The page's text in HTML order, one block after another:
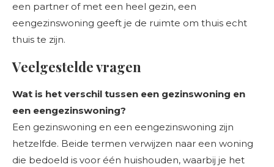
een partner of met een heel gezin, een
eengezinswoning geeft je de ruimte om thuis echt
thuis te zijn.
Veelgestelde vragen
Wat is het verschil tussen een gezinswoning en
een eengezinswoning?
Een gezinswoning en een eengezinswoning zijn
hetzelfde. Beide termen verwijzen naar een woning
die bedoeld is voor één huishouden, waarbij je het